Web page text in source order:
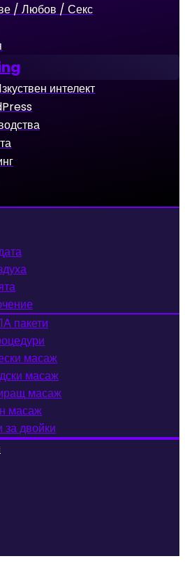
/ Любов / Секс
интелект
пакети
масаж
масаж
масаж
масаж
двойки